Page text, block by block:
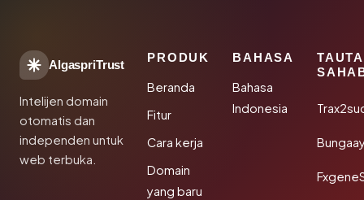
AlgaspriTrust
Intelijen domain
otomatis dan
independen untuk
web terbuka.
PRODUK
Beranda
Fitur
Cara kerja
Domain
yang baru
BAHASA
Bahasa
Indonesia